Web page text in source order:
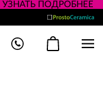
УЗНАТЬ ПОДРОБНЕЕ